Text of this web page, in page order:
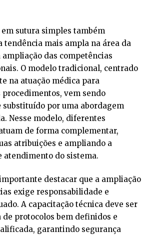
em sutura simples também
tendência mais ampla na área da
ampliação das competências
O modelo tradicional, centrado
na atuação médica para
vem sendo
por uma abordagem
Nesse modelo, diferentes
de forma complementar,
atribuições e ampliando a
atendimento do sistema.
destacar que a ampliação
exige responsabilidade e
A capacitação técnica deve ser
de protocolos bem definidos e
garantindo segurança